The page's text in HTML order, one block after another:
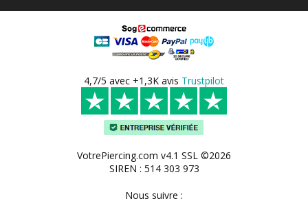
4,7/5 avec +1,3K avis Trustpilot
VotrePiercing.com v4.1 SSL ©2026
SIREN : 514 303 973
Nous suivre :